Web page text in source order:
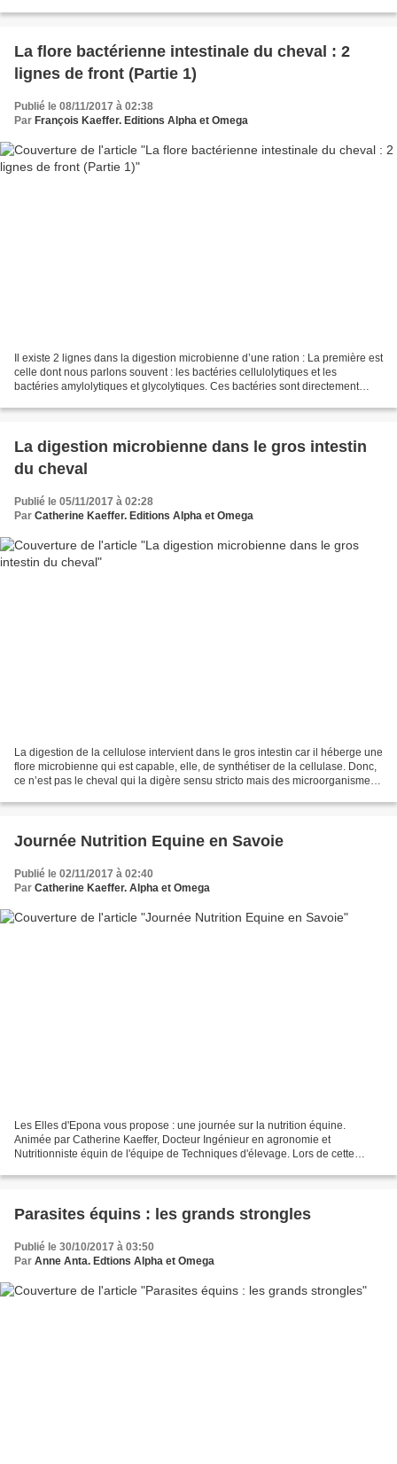
La flore bactérienne intestinale du cheval : 2
lignes de front (Partie 1)
Publié le 08/11/2017 à 02:38
Par François Kaeffer. Editions Alpha et Omega
Il existe 2 lignes dans la digestion microbienne d’une ration : La première est
celle dont nous parlons souvent : les bactéries cellulolytiques et les
bactéries amylolytiques et glycolytiques. Ces bactéries sont directement
La digestion microbienne dans le gros intestin
du cheval
Publié le 05/11/2017 à 02:28
Par Catherine Kaeffer. Editions Alpha et Omega
La digestion de la cellulose intervient dans le gros intestin car il héberge une
flore microbienne qui est capable, elle, de synthétiser de la cellulase. Donc,
ce n’est pas le cheval qui la digère sensu stricto mais des microorganismes
Journée Nutrition Equine en Savoie
Publié le 02/11/2017 à 02:40
Par Catherine Kaeffer. Alpha et Omega
Les Elles d'Epona vous propose : une journée sur la nutrition équine.
Animée par Catherine Kaeffer, Docteur Ingénieur en agronomie et
Nutritionniste équin de l'équipe de Techniques d'élevage. Lors de cette
Parasites équins : les grands strongles
Publié le 30/10/2017 à 03:50
Par Anne Anta. Edtions Alpha et Omega